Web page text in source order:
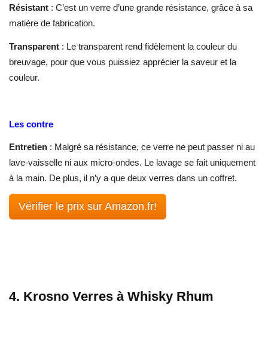
Résistant : C’est un verre d’une grande résistance, grâce à sa
matière de fabrication.
Transparent : Le transparent rend fidèlement la couleur du
breuvage, pour que vous puissiez apprécier la saveur et la
couleur.
Les contre
Entretien : Malgré sa résistance, ce verre ne peut passer ni au
lave-vaisselle ni aux micro-ondes. Le lavage se fait uniquement
à la main. De plus, il n’y a que deux verres dans un coffret.
Vérifier le prix sur Amazon.fr!
4. Krosno Verres à Whisky Rhum